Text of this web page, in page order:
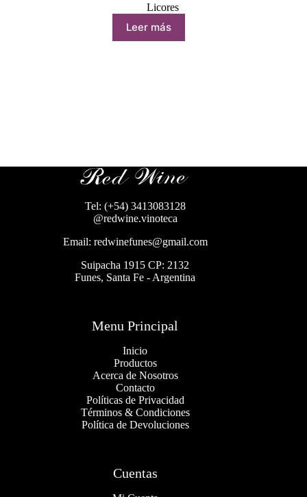
Licores
Leer más
Tel: (+54) 3413083128
@redwine.vinoteca
Email: redwinefunes@gmail.com
Suipacha 1915 CP: 2132
Funes, Santa Fe - Argentina
Menu Principal
Inicio
Productos
Acerca de Nosotros
Contacto
Políticas de Privacidad
Términos & Condiciones
Política de Devoluciones
Cuentas